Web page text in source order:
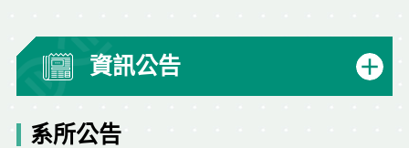
資訊公告
系所公告